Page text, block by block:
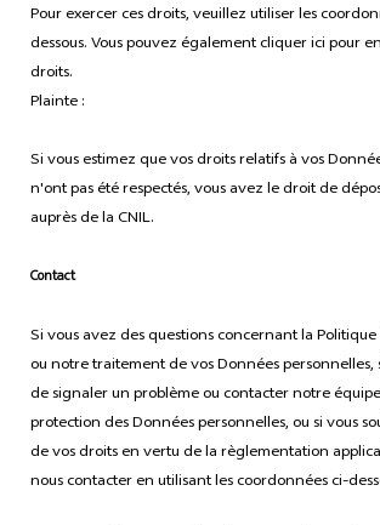
Pour exercer ces droits, veuillez utiliser les
dessous. Vous pouvez également cliquer ici pour
droits.
Plainte :
Si vous estimez que vos droits relatifs à vos
n'ont pas été respectés, vous avez le droit de
auprès de la CNIL.
Contact
Si vous avez des questions concernant la
ou notre traitement de vos Données personnelles,
de signaler un problème ou contacter notre
protection des Données personnelles, ou si vous
de vos droits en vertu de la règlementation
nous contacter en utilisant les coordonnées ci-